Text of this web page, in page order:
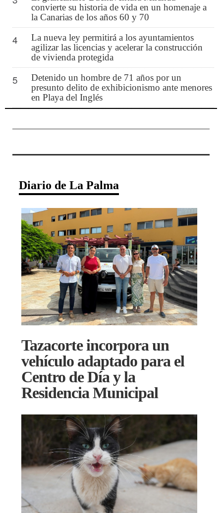
convierte su historia de vida en un homenaje a
la Canarias de los años 60 y 70
4
La nueva ley permitirá a los ayuntamientos
agilizar las licencias y acelerar la construcción
de vivienda protegida
5
Detenido un hombre de 71 años por un
presunto delito de exhibicionismo ante menores
en Playa del Inglés
Diario de La Palma
Tazacorte incorpora un
vehículo adaptado para el
Centro de Día y la
Residencia Municipal